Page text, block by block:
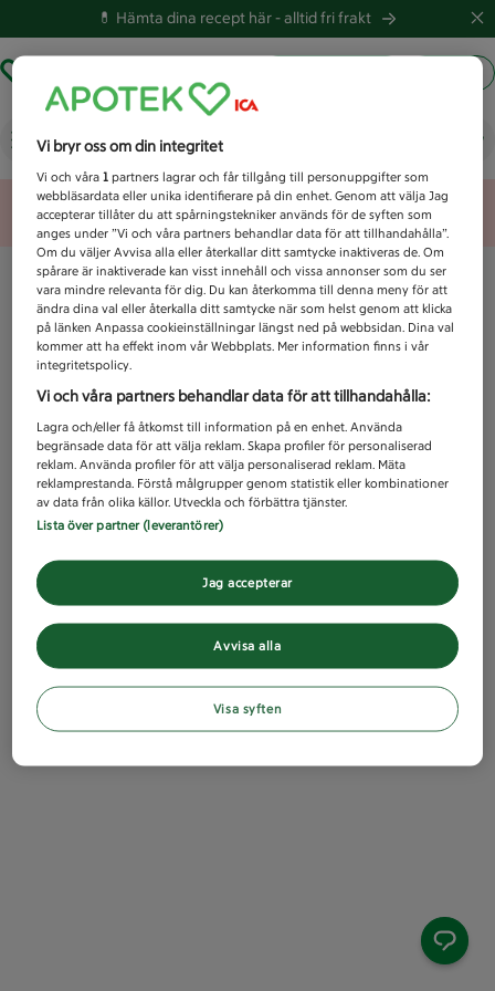
💊 Hämta dina recept här -alltid fri frakt
Vad letar du efter idag?
Unknown error
Vi bryr oss om din integritet
Vi och våra1 partners lagrar och får tillgång till personuppgifter som
webbläsardata eller unika identifierare på din enhet. Genom att välja Jag
accepterar tillåter du att spårningstekniker används för de syften som
anges under ”Vi och våra partners behandlar data för att tillhandahålla”.
Om du väljer Avvisa alla eller återkallar ditt samtycke inaktiveras de. Om
spårare är inaktiverade kan visst innehåll och vissa annonser som du ser
vara mindre relevanta för dig. Du kan återkomma till denna meny för att
ändra dina val eller återkalla ditt samtycke när som helst genom att klicka
på länken Anpassa cookieinställningar längst ned på webbsidan. Dina val
kommer att ha effekt inom vår Webbplats. Mer information finns i vår
integritetspolicy.
Vi och våra partners behandlar data för att tillhandahålla:
Lagra och/eller få åtkomst till information på en enhet. Använda
begränsade data för att välja reklam. Skapa profiler för personaliserad
reklam. Använda profiler för att välja personaliserad reklam. Mäta
reklamprestanda. Förstå målgrupper genom statistik eller kombinationer
av data från olika källor. Utveckla och förbättra tjänster.
Lista över partner (leverantörer)
Avvisa alla
Jag accepterar
Visa syften